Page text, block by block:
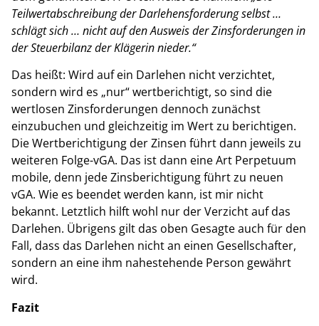
Teilwertabschreibung der Darlehensforderung selbst …
schlägt sich … nicht auf den Ausweis der Zinsforderungen in
der Steuerbilanz der Klägerin nieder.“
Das heißt: Wird auf ein Darlehen nicht verzichtet,
sondern wird es „nur“ wertberichtigt, so sind die
wertlosen Zinsforderungen dennoch zunächst
einzubuchen und gleichzeitig im Wert zu berichtigen.
Die Wertberichtigung der Zinsen führt dann jeweils zu
weiteren Folge-vGA. Das ist dann eine Art Perpetuum
mobile, denn jede Zinsberichtigung führt zu neuen
vGA. Wie es beendet werden kann, ist mir nicht
bekannt. Letztlich hilft wohl nur der Verzicht auf das
Darlehen. Übrigens gilt das oben Gesagte auch für den
Fall, dass das Darlehen nicht an einen Gesellschafter,
sondern an eine ihm nahestehende Person gewährt
wird.
Fazit